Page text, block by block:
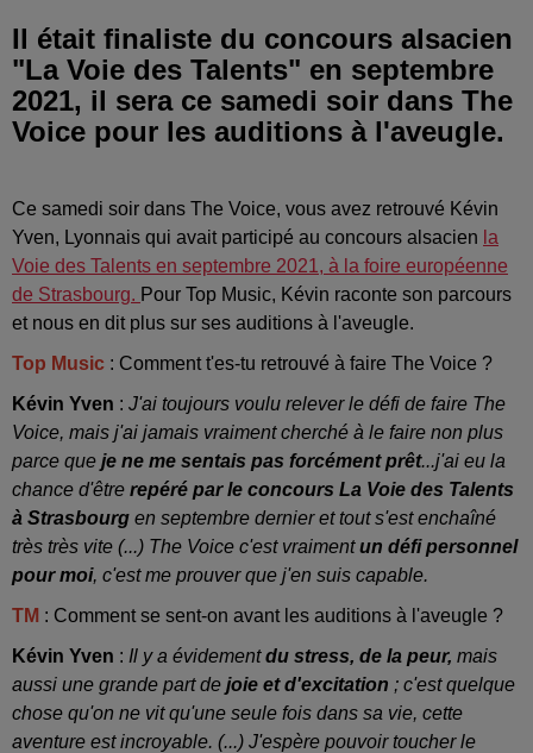
Il était finaliste du concours alsacien
"La Voie des Talents" en septembre
2021, il sera ce samedi soir dans The
Voice pour les auditions à l'aveugle.
Ce samedi soir dans The Voice, vous avez retrouvé Kévin
Yven, Lyonnais qui avait participé au concours alsacien la
Voie des Talents en septembre 2021, à la foire européenne
de Strasbourg. Pour Top Music, Kévin raconte son parcours
et nous en dit plus sur ses auditions à l'aveugle.
Top Music : Comment t'es-tu retrouvé à faire The Voice ?
Kévin Yven : J'ai toujours voulu relever le défi de faire The
Voice, mais j'ai jamais vraiment cherché à le faire non plus
parce que je ne me sentais pas forcément prêt...j'ai eu la
chance d'être repéré par le concours La Voie des Talents
à Strasbourg en septembre dernier et tout s'est enchaîné
très très vite (...) The Voice c'est vraimentun défi personnel
pour moi, c'est me prouver que j'en suis capable.
TM : Comment se sent-on avant les auditions à l'aveugle ?
Kévin Yven : Il y a évidementdu stress, de la peur, mais
aussi une grande part de joie et d'excitation ; c'est quelque
chose qu'on ne vit qu'une seule fois dans sa vie, cette
aventure est incroyable. (...) J'espère pouvoir toucher le